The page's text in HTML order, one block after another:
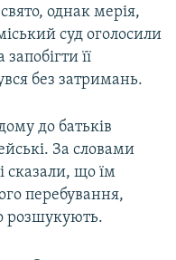
однак мерія,
суд оголосили
її
без затримань.
до батьків
За словами
сказали, що їм
перебування,
розшукують.